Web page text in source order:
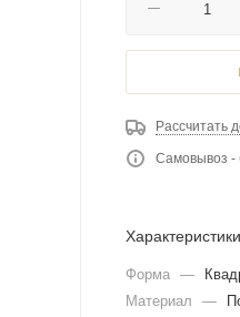
Рассчитать
Самовывоз -
Характеристики
Форма —
Материал
—